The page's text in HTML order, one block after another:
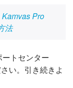
Pro
法
トセンター
い。引き続きよ